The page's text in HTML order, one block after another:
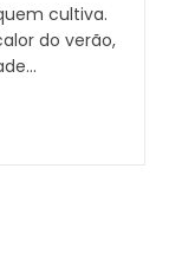
cultiva.
do verão,